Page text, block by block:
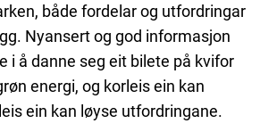
både fordelar og utfordringar
Nyansert og god informasjon
i å danne seg eit bilete på kvifor
energi, og korleis ein kan
ein kan løyse utfordringane.